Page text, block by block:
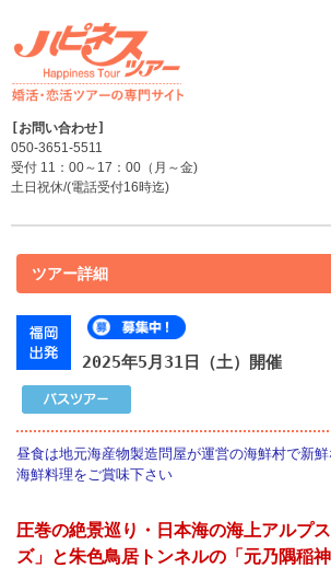
050-3651-5511
受付 11：00～17：00（月～金)
土日祝休/(電話受付16時迄)
ツアー詳細
2025年5月31日（土）開催
昼食は地元海産物製造問屋が運営の海鮮村で新
海鮮料理をご賞味下さい
圧巻の絶景巡り・日本海の海上アルプ
ズ」と朱色鳥居トンネルの「元乃隅稲